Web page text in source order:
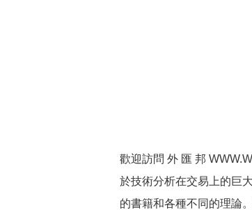
歡迎訪問 外 匯 邦
於技術分析在交易上的巨
的書籍和各種不同的理論